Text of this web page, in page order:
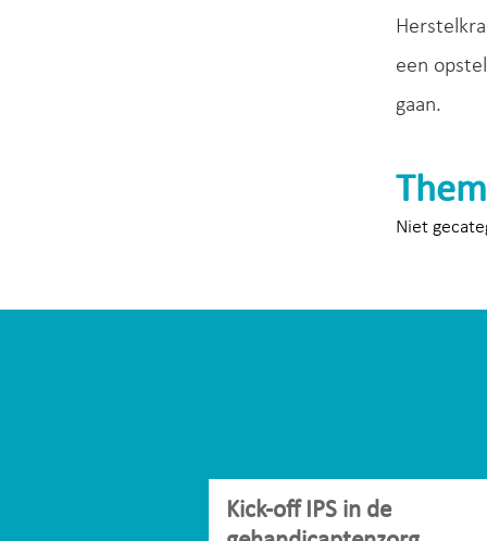
een
gaan.
Niet
Kick-off IPS in de